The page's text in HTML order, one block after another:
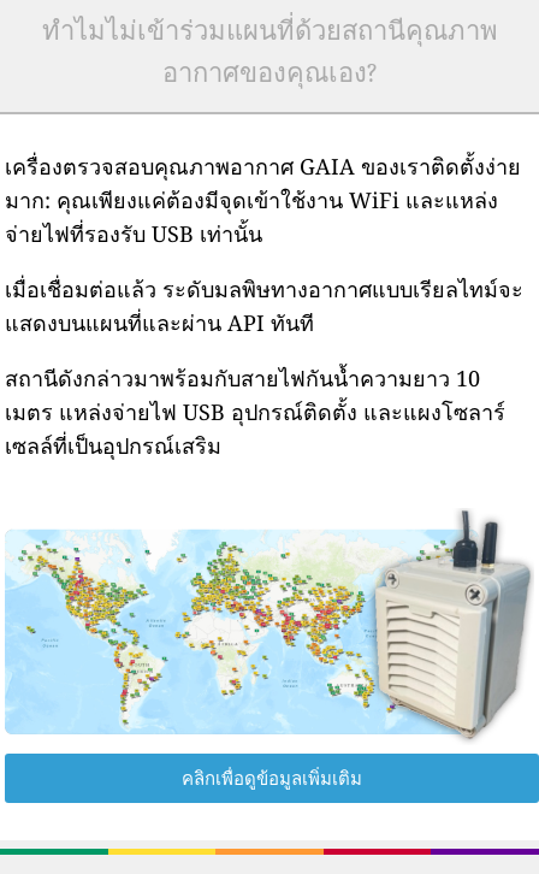
ทำไมไม่เข้าร่วมแผนที่ด้วยสถานีคุณภาพ
อากาศของคุณเอง?
เครื่องตรวจสอบคุณภาพอากาศ GAIA ของเราติดตั้งง่าย
มาก: คุณเพียงแค่ต้องมีจุดเข้าใช้งาน WiFi และแหล่ง
จ่ายไฟที่รองรับ USB เท่านั้น
เมื่อเชื่อมต่อแล้ว ระดับมลพิษทางอากาศแบบเรียลไทม์จะ
แสดงบนแผนที่และผ่าน API ทันที
สถานีดังกล่าวมาพร้อมกับสายไฟกันน้ำความยาว 10
เมตร แหล่งจ่ายไฟ USB อุปกรณ์ติดตั้ง และแผงโซลาร์
เซลล์ที่เป็นอุปกรณ์เสริม
คลิกเพื่อดูข้อมูลเพิ่มเติม